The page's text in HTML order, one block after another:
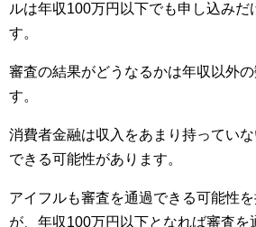
ルは年収100万円以下でも申し込み
す。
審査の結果がどうなるかは年収以外
す。
消費者金融は収入をあまり持ってい
できる可能性があります。
アイフルも審査を通過できる可能性
が、年収100万円以下となれば審査を